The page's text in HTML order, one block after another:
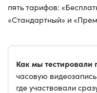
пять тарифов:
«Стандартный» и
Как мы тестировали
часовую видеозапись
где участвовали